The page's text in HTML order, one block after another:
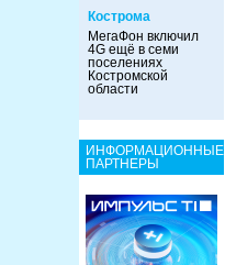
Кострома
МегаФон включил
4G ещё в семи
поселениях
Костромской
области
ИНФОРМАЦИОННЫЕ
ПАРТНЕРЫ